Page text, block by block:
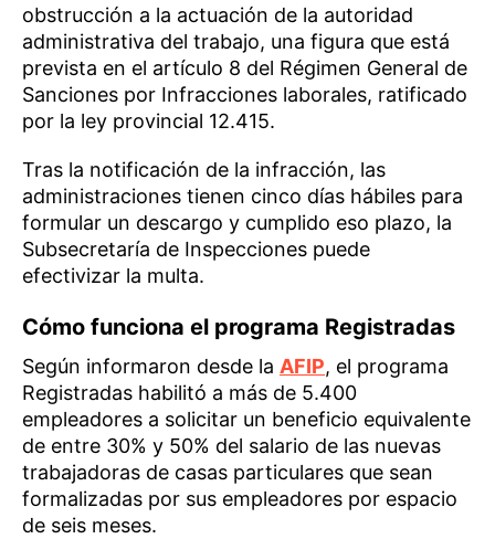
obstrucción a la actuación de la autoridad
administrativa del trabajo, una figura que está
prevista en el artículo 8 del Régimen General de
Sanciones por Infracciones laborales, ratificado
por la ley provincial 12.415.
Tras la notificación de la infracción, las
administraciones tienen cinco días hábiles para
formular un descargo y cumplido eso plazo, la
Subsecretaría de Inspecciones puede
efectivizar la multa.
Cómo funciona el programa Registradas
Según informaron desde la AFIP, el programa
Registradas habilitó a más de 5.400
empleadores a solicitar un beneficio equivalente
de entre 30% y 50% del salario de las nuevas
trabajadoras de casas particulares que sean
formalizadas por sus empleadores por espacio
de seis meses.